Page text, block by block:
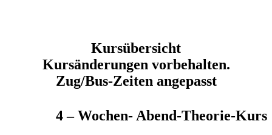
Kursübersicht
Kursänderungen vorbehalten.
Zug/Bus-Zeiten angepasst
4 – Wochen- Abend-Theorie-Kurs